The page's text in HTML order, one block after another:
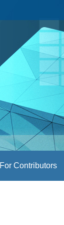
For Contributors